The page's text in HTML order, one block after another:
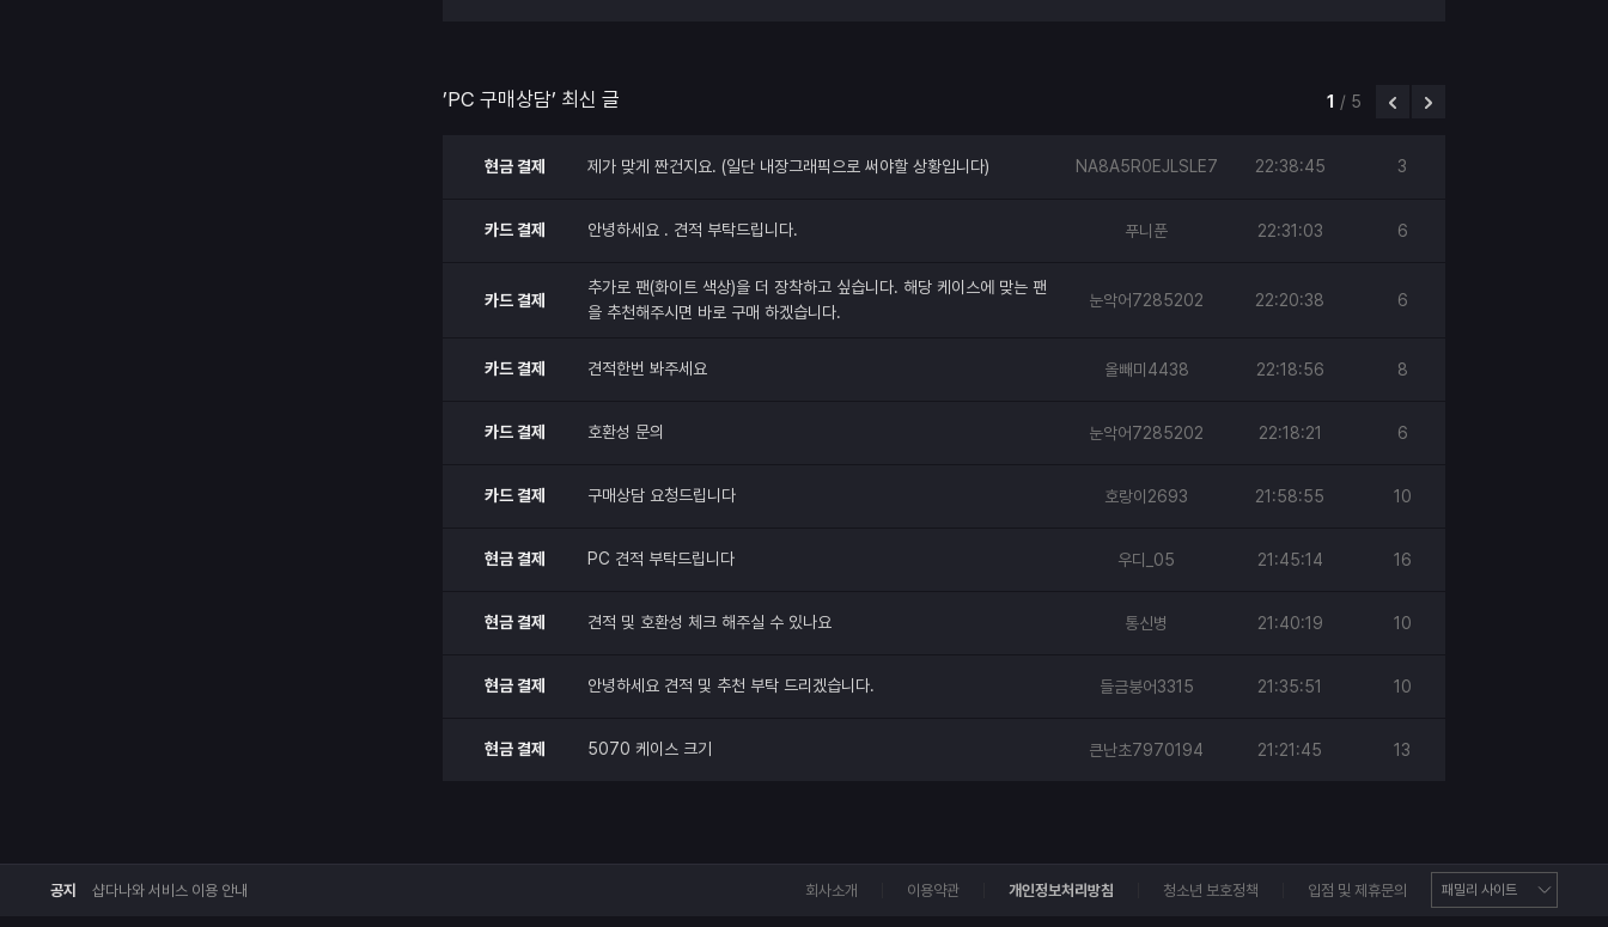
’PC 구매상담’ 최신 글 1 / 5
현금 결제 제가 맞게 짠건지요. (일단 내장그래픽으로 써야할 상황입니다) NA8A5R0EJLSLE7 22:38:45 3
카드 결제 안녕하세요 . 견적 부탁드립니다. 푸니푼 22:31:03 6
카드 결제
추가로 팬(화이트 색상)을 더 장착하고 싶습니다. 해당 케이스에 맞는 팬
을 추천해주시면 바로 구매 하겠습니다.
눈악어7285202 22:20:38 6
카드 결제 견적한번 봐주세요 올빼미4438 22:18:56 8
카드 결제 호환성 문의 눈악어7285202 22:18:21 6
카드 결제 구매상담 요청드립니다 호랑이2693 21:58:55 10
현금 결제 PC 견적 부탁드립니다 우디_05 21:45:14 16
현금 결제 견적 및 호환성 체크 해주실 수 있나요 통신병 21:40:19 10
현금 결제 안녕하세요 견적 및 추천 부탁 드리겠습니다. 들금붕어3315 21:35:51 10
현금 결제 5070 케이스 크기 큰난초7970194 21:21:45 13
공지 샵다나와 서비스 이용 안내 회사소개 이용약관 개인정보처리방침 청소년 보호정책 입점 및 제휴문의